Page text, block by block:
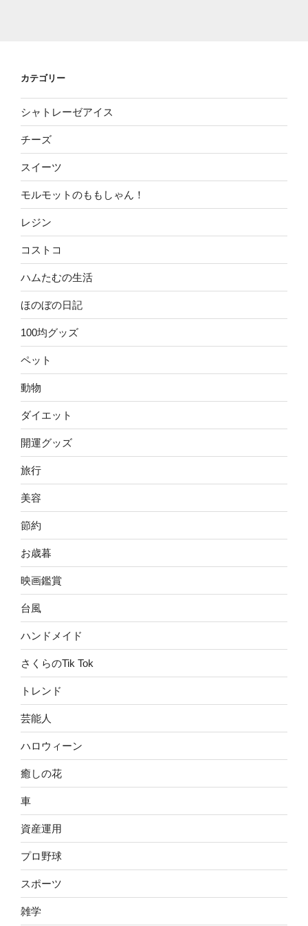
カテゴリー
シャトレーゼアイス
チーズ
スイーツ
モルモットのももしゃん！
レジン
コストコ
ハムたむの生活
ほのぼの日記
100均グッズ
ペット
動物
ダイエット
開運グッズ
旅行
美容
節約
お歳暮
映画鑑賞
台風
ハンドメイド
さくらのTik Tok
トレンド
芸能人
ハロウィーン
癒しの花
車
資産運用
プロ野球
スポーツ
雑学